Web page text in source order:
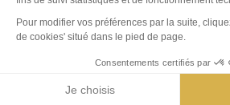
Météo
Dates et horairesJe peux t'aider ?